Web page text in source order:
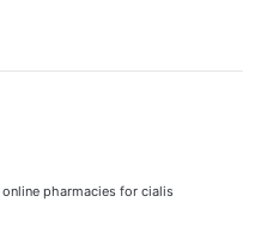
online pharmacies for cialis